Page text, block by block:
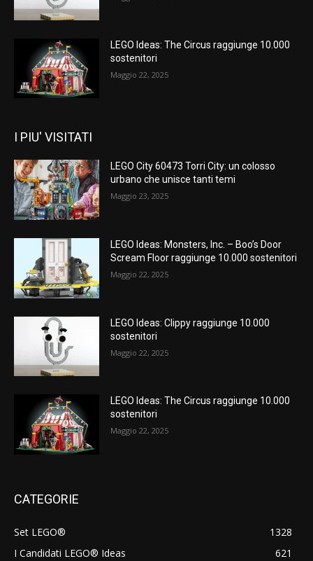
LEGO Ideas: The Circus raggiunge 10.000
sostenitori
Maggio 22, 2025
I PIU' VISITATI
LEGO City 60473 Torri City: un colosso
urbano che unisce tanti temi
Maggio 23, 2025
LEGO Ideas: Monsters, Inc. – Boo’s Door
Scream Floor raggiunge 10.000 sostenitori
Maggio 22, 2025
LEGO Ideas: Clippy raggiunge 10.000
sostenitori
Maggio 22, 2025
LEGO Ideas: The Circus raggiunge 10.000
sostenitori
Maggio 22, 2025
CATEGORIE
Set LEGO®
1328
I Candidati LEGO® Ideas
621